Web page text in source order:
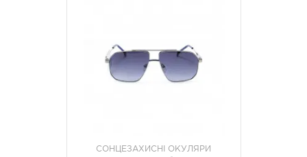
СОНЦЕЗАХИСНІ ОКУЛЯРИ